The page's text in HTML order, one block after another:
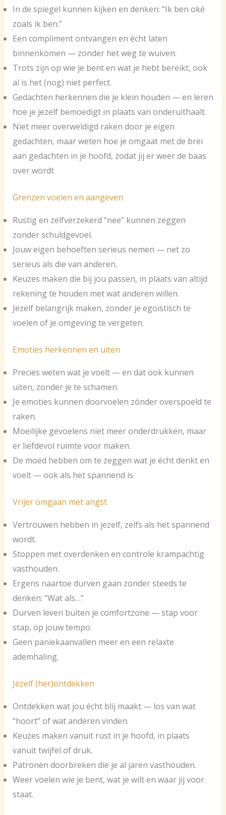
In de spiegel kunnen kijken en denken: “Ik ben oké
zoals ik ben.”
Een compliment ontvangen en écht laten
binnenkomen — zonder het weg te wuiven.
Trots zijn op wie je bent en wat je hebt bereikt, ook
al is het (nog) niet perfect.
Gedachten herkennen die je klein houden — en leren
hoe je jezelf bemoedigt in plaats van onderuithaalt.
Niet meer overweldigd raken door je eigen
gedachten, maar weten hoe je omgaat met de brei
aan gedachten in je hoofd, zodat jij er weer de baas
over wordt
Grenzen voelen en aangeven
Rustig en zelfverzekerd “nee” kunnen zeggen
zonder schuldgevoel.
Jouw eigen behoeften serieus nemen — net zo
serieus als die van anderen.
Keuzes maken die bij jou passen, in plaats van altijd
rekening te houden met wat anderen willen.
Jezelf belangrijk maken, zonder je egoïstisch te
voelen of je omgeving te vergeten.
Emoties herkennen en uiten
Precies weten wat je voelt — en dat ook kunnen
uiten, zonder je te schamen.
Je emoties kunnen doorvoelen zónder overspoeld te
raken.
Moeilijke gevoelens niet meer onderdrukken, maar
er liefdevol ruimte voor maken.
De moed hebben om te zeggen wat je écht denkt en
voelt — ook als het spannend is.
Vrijer omgaan met angst
Vertrouwen hebben in jezelf, zelfs als het spannend
wordt.
Stoppen met overdenken en controle krampachtig
vasthouden.
Ergens naartoe durven gaan zonder steeds te
denken: “Wat als…”
Durven leven buiten je comfortzone — stap voor
stap, op jouw tempo.
Geen paniekaanvallen meer en een relaxte
ademhaling.
Jezelf (her)ontdekken
Ontdekken wat jou écht blij maakt — los van wat
“hoort” of wat anderen vinden.
Keuzes maken vanuit rust in je hoofd, in plaats
vanuit twijfel of druk.
Patronen doorbreken die je al jaren vasthouden.
Weer voelen wie je bent, wat je wilt en waar jij voor
staat.